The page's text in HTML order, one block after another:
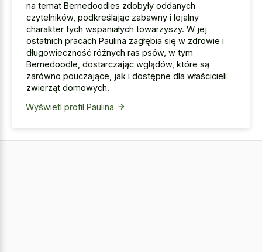
na temat Bernedoodles zdobyły oddanych
czytelników, podkreślając zabawny i lojalny
charakter tych wspaniałych towarzyszy. W jej
ostatnich pracach Paulina zagłębia się w zdrowie i
długowieczność różnych ras psów, w tym
Bernedoodle, dostarczając wglądów, które są
zarówno pouczające, jak i dostępne dla właścicieli
zwierząt domowych.
Wyświetl profil Paulina